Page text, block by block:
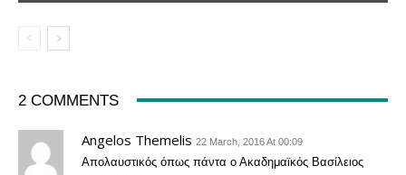
2 COMMENTS
Angelos Themelis 22 March, 2016 At 00:09
Απολαυστικός όπως πάντα ο Ακαδημαϊκός Βασίλειος